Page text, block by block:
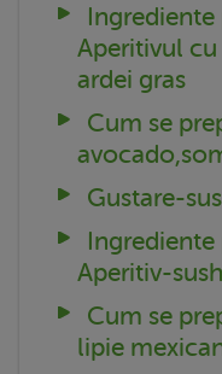
Aperitivul
ardei gras
Cum se
Gustare-
Aperitiv-
Cum se
lipie